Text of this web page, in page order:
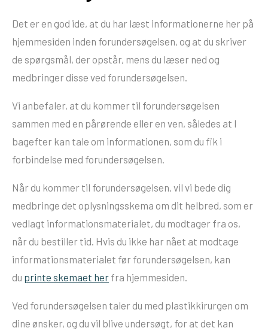
Det er en god ide, at du har læst informationerne her på
hjemmesiden inden forundersøgelsen, og at du skriver
de spørgsmål, der opstår, mens du læser ned og
medbringer disse ved forundersøgelsen.
Vi anbefaler, at du kommer til forundersøgelsen
sammen med en pårørende eller en ven, således at I
bagefter kan tale om informationen, som du fik i
forbindelse med forundersøgelsen.
Når du kommer til forundersøgelsen, vil vi bede dig
medbringe det oplysningsskema om dit helbred, som er
vedlagt informationsmaterialet, du modtager fra os,
når du bestiller tid. Hvis du ikke har nået at modtage
informationsmaterialet før forundersøgelsen, kan
du printe skemaet her fra hjemmesiden.
Ved forundersøgelsen taler du med plastikkirurgen om
dine ønsker, og du vil blive undersøgt, for at det kan